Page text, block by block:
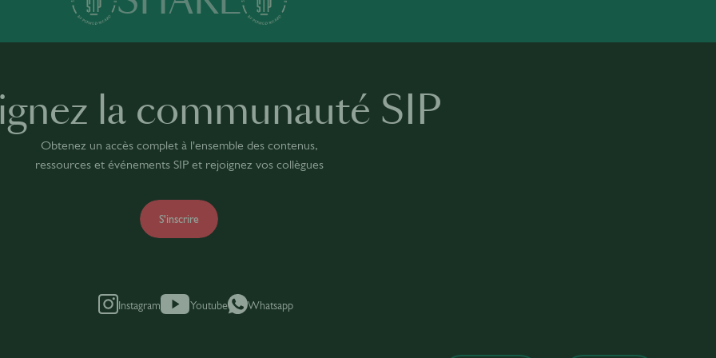
la communauté SIP
Obtenez un accès complet à l'ensemble des contenus,
ressources et événements SIP et rejoignez vos collègues
S'inscrire
Instagram Youtube Whatsapp